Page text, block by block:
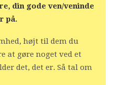
din gode ven/veninde
på.
højt til dem du
at gøre noget ved et
det, det er. Så tal om